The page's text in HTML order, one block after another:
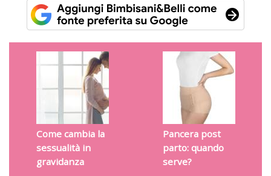
Come cambia la
sessualità in
gravidanza
Pancera post
parto: quando
serve?